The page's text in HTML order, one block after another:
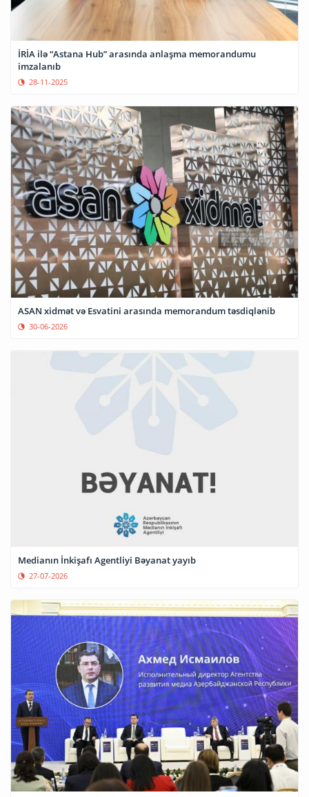
İRİA ilə “Astana Hub” arasında anlaşma memorandumu
imzalanıb
28-11-2025
ASAN xidmət və Esvatini arasında memorandum təsdiqlənib
30-06-2026
Medianın İnkişafı Agentliyi Bəyanat yayıb
27-07-2026